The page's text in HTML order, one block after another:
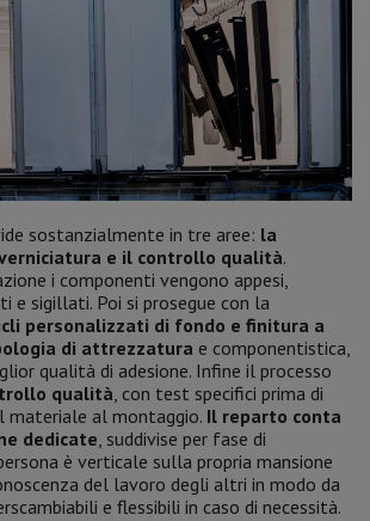
sostanzialmente in tre aree: la
e il controllo qualità.
i componenti vengono appesi,
e sigillati. Poi si prosegue con la
personalizzati di fondo e finitura a
di attrezzatura e componentistica,
qualità di adesione. Infine il processo
qualità, con test specifici prima di
materiale al montaggio. Il reparto conta
dedicate, suddivise per fase di
è verticale sulla propria mansione
del lavoro degli altri in modo da
e flessibili in caso di necessità.